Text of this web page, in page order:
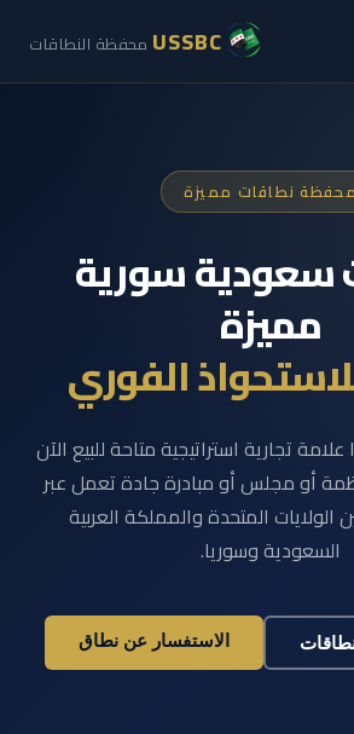
USSBC محفظة النطاقات
محفظة نطاقات مميزة
سعودية سورية
مميزة
الفوري
ذا علامة تجارية استراتيجية متاحة للبيع الآن
أو مجلس أو مبادرة جادة تعمل عبر
الولايات المتحدة والمملكة العربية
السعودية وسوريا.
الاستفسار عن نطاق